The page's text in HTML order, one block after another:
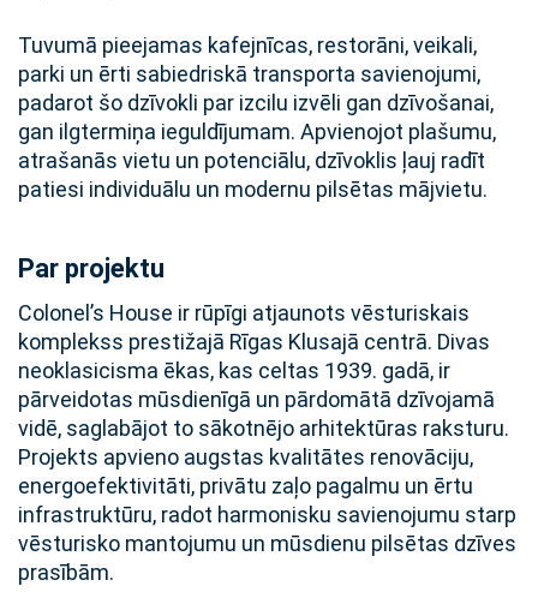
Tuvumā pieejamas kafejnīcas, restorāni, veikali,
parki un ērti sabiedriskā transporta savienojumi,
padarot šo dzīvokli par izcilu izvēli gan dzīvošanai,
gan ilgtermiņa ieguldījumam. Apvienojot plašumu,
atrašanās vietu un potenciālu, dzīvoklis ļauj radīt
patiesi individuālu un modernu pilsētas mājvietu.
Par projektu
Colonel’s House ir rūpīgi atjaunots vēsturiskais
komplekss prestižajā Rīgas Klusajā centrā. Divas
neoklasicisma ēkas, kas celtas 1939. gadā, ir
pārveidotas mūsdienīgā un pārdomātā dzīvojamā
vidē, saglabājot to sākotnējo arhitektūras raksturu.
Projekts apvieno augstas kvalitātes renovāciju,
energoefektivitāti, privātu zaļo pagalmu un ērtu
infrastruktūru, radot harmonisku savienojumu starp
vēsturisko mantojumu un mūsdienu pilsētas dzīves
prasībām.